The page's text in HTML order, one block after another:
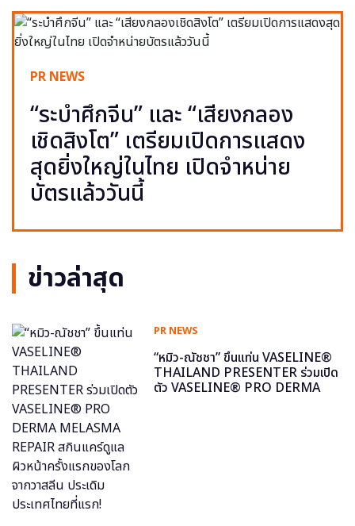
PR NEWS
“ระบำศึกจีน” และ “เสียงกลอง
เชิดสิงโต” เตรียมเปิดการแสดง
สุดยิ่งใหญ่ในไทย เปิดจำหน่าย
บัตรแล้ววันนี้
ข่าวล่าสุด
PR NEWS
“หมิว-ณัชชา” ขึ้นแท่น VASELINE®
THAILAND PRESENTER ร่วมเปิด
ตัว VASELINE® PRO DERMA